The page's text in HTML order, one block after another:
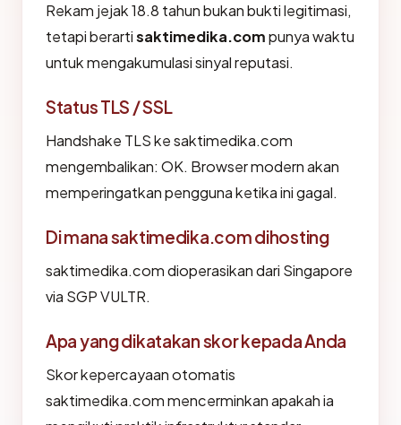
Rekam jejak 18.8 tahun bukan bukti legitimasi,
tetapi berartisaktimedika.compunya waktu
untuk mengakumulasi sinyal reputasi.
Status TLS / SSL
Handshake TLS ke saktimedika.com
mengembalikan: OK. Browser modern akan
memperingatkan pengguna ketika ini gagal.
Di mana saktimedika.com dihosting
saktimedika.com dioperasikan dari Singapore
via SGP VULTR.
Apa yang dikatakan skor kepada Anda
Skor kepercayaan otomatis
saktimedika.com mencerminkan apakah ia